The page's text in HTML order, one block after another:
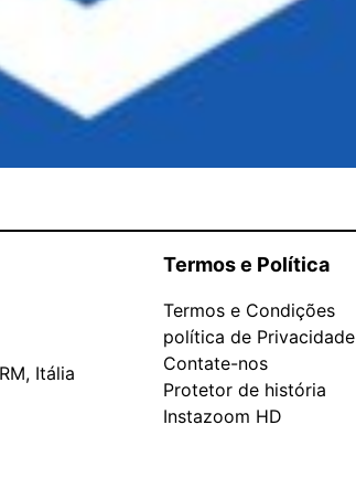
Itália
Termos e Política
Termos e Condições
política de Privacidade
Contate-nos
Protetor de história
Instazoom HD